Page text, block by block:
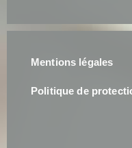
Mentions légales
Politique de